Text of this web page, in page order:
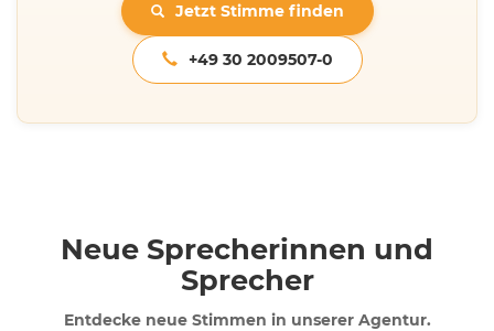
Jetzt Stimme finden
+49 30 2009507-0
Neue Sprecherinnen und
Sprecher
Entdecke neue Stimmen in unserer Agentur.